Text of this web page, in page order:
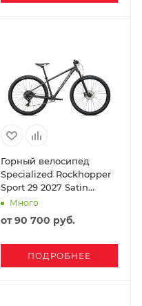
Горный велосипед
Specialized Rockhopper
Sport 29 2027 Satin
Metallic Obsidian /
Много
от90 700 руб.
ПОДРОБНЕЕ